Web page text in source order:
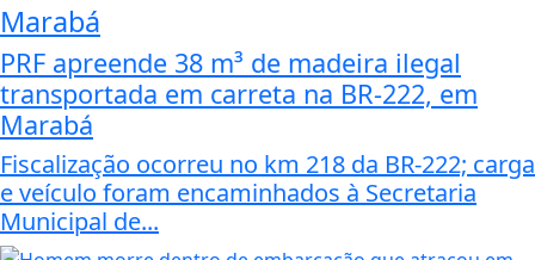
Marabá
PRF apreende 38 m³ de madeira ilegal
transportada em carreta na BR-222, em
Marabá
Fiscalização ocorreu no km 218 da BR-222; carga
e veículo foram encaminhados à Secretaria
Municipal de...